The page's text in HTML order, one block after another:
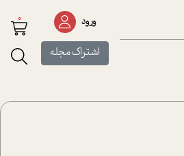
ورود
اشتراک مجله
0